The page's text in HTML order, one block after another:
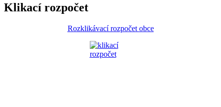
Klikací rozpočet
Rozklikávací rozpočet obce